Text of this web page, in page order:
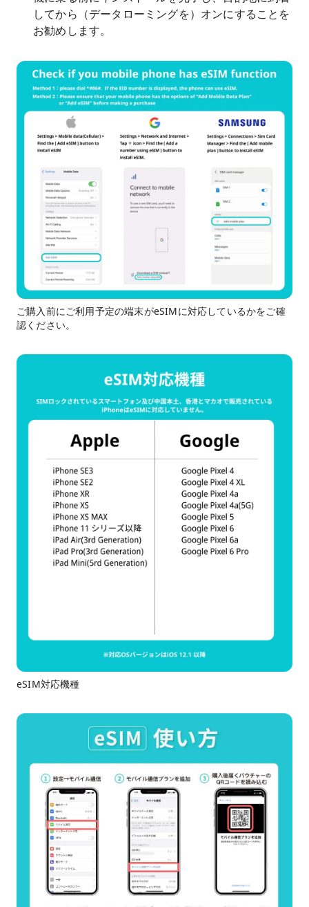
してから（データローミングを）オンにすることを
お勧めします。
ご購入前にご利用予定の端末がeSIMに対応しているかをご確
認ください。
eSIM対応機種